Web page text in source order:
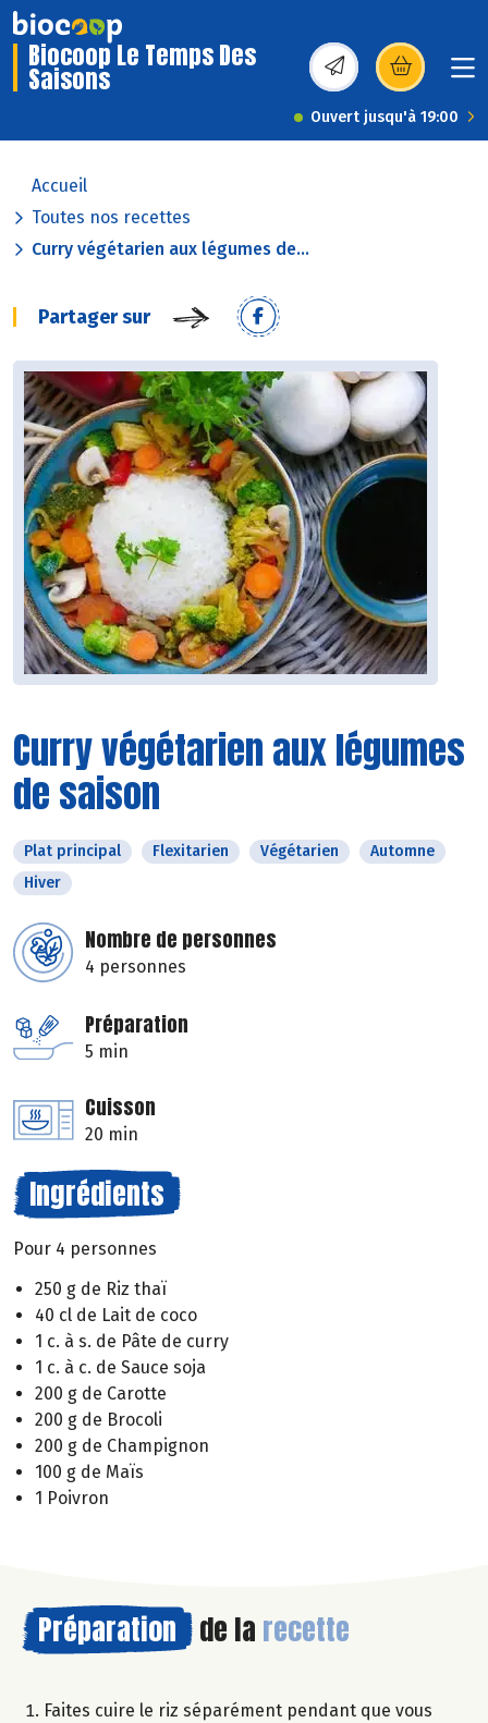
Biocoop Le Temps Des
Saisons (s’ouvre dans une
Ouvert jusqu'à 19:00
Accueil
Toutes nos recettes
Curry végétarien aux légumes de...
Partager sur
Curry végétarien aux légumes
de saison
Plat principal Flexitarien Végétarien
Automne
Hiver
Nombre de personnes
4 personnes
Préparation
5 min
Cuisson
20 min
Ingrédients
Pour 4 personnes
250 g de Riz thaï
40 cl de Lait de coco
1 c. à s. de Pâte de curry
1 c. à c. de Sauce soja
200 g de Carotte
200 g de Brocoli
200 g de Champignon
100 g de Maïs
1 Poivron
Préparation de la recette
Faites cuire le riz séparément pendant que vous